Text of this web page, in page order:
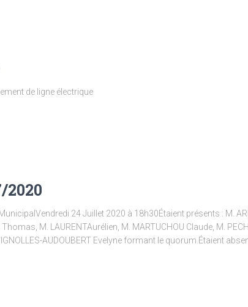
de ligne électrique
2020
24 Juillet 2020 à 18h30Étaient présents : M.
Thomas, M. LAURENTAurélien, M. MARTUCHOU Claude, M.
AUDOUBERT Evelyne formant le quorum.Étaient